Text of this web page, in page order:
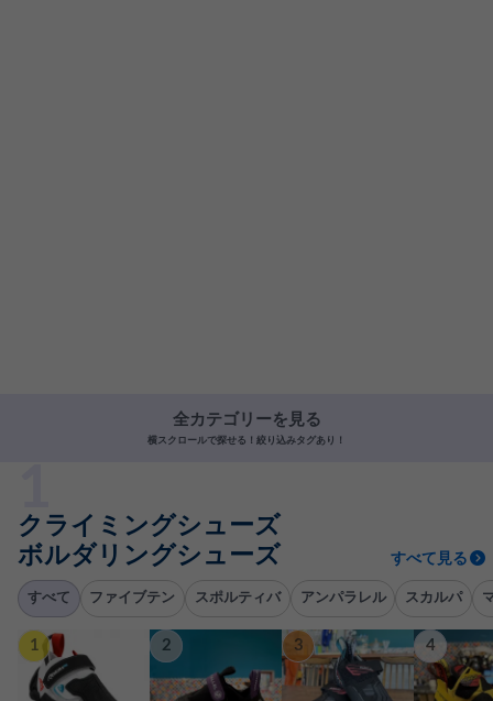
全カテゴリーを見る
横スクロールで探せる！絞り込みタグあり！
クライミングシューズ
ボルダリングシューズ
すべて見る
すべて ファイブテン スポルティバ アンパラレル スカルパ
1 2 3 4